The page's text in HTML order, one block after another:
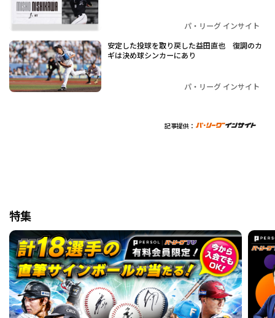
パ・リーグ インサイト
安定した投球を取り戻した益田直也 復調のカ
ギは決め球シンカーにあり
パ・リーグ インサイト
記事提供：
特集